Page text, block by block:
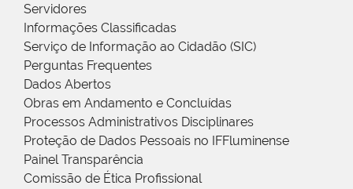
Servidores
Informações Classificadas
Serviço de Informação ao Cidadão (SIC)
Perguntas Frequentes
Dados Abertos
Obras em Andamento e Concluídas
Processos Administrativos Disciplinares
Proteção de Dados Pessoais no IFFluminense
Painel Transparência
Comissão de Ética Profissional